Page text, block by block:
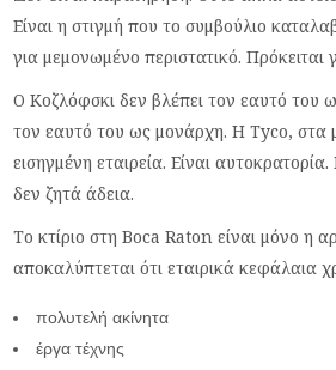
Είναι η στιγμή που το συμβούλιο
για μεμονωμένο περιστατικό. Πρόκειται
Ο Κοζλόφσκι δεν βλέπει τον εαυτό του
τον εαυτό του ως μονάρχη. Η Tyco, στα
εισηγμένη εταιρεία. Είναι
δεν ζητά άδεια.
Το κτίριο στη Boca Raton είναι μόνο η
αποκαλύπτεται ότι εταιρικά κεφάλαια
πολυτελή ακίνητα
έργα τέχνης